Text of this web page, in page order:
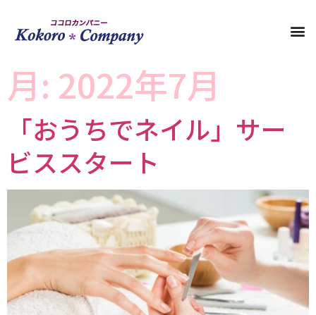
月: 2022年7月
「おうちでネイル」サー
ビススタート